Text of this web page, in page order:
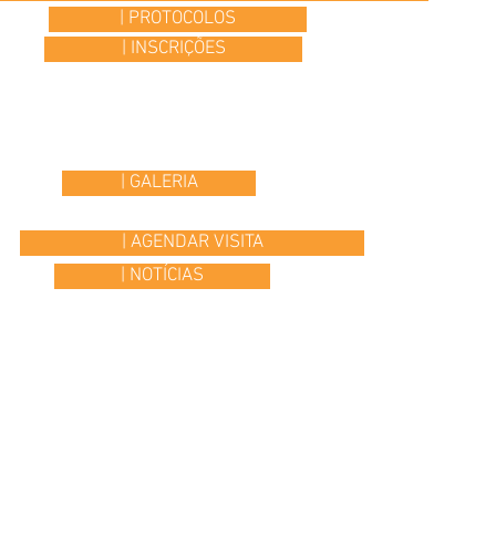
| PROTOCOLOS
| INSCRIÇÕES
| GALERIA
| AGENDAR VISITA
| NOTÍCIAS